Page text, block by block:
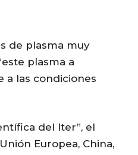
de plasma muy
plasma a
a las condiciones
del Iter”, el
Europea, China,